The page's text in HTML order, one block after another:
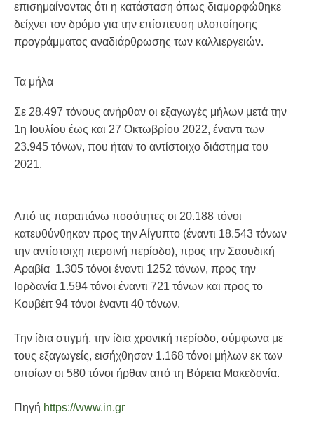
επισημαίνοντας ότι η κατάσταση όπως διαμορφώθηκε
δείχνει τον δρόμο για την επίσπευση υλοποίησης
προγράμματος αναδιάρθρωσης των καλλιεργειών.
Τα μήλα
Σε 28.497 τόνους ανήρθαν οι εξαγωγές μήλων μετά την
1η Ιουλίου έως και 27 Οκτωβρίου 2022, έναντι των
23.945 τόνων, που ήταν το αντίστοιχο διάστημα του
2021.
Από τις παραπάνω ποσότητες οι 20.188 τόνοι
κατευθύνθηκαν προς την Αίγυπτο (έναντι 18.543 τόνων
την αντίστοιχη περσινή περίοδο), προς την Σαουδική
Αραβία 1.305 τόνοι έναντι 1252 τόνων, προς την
Ιορδανία 1.594 τόνοι έναντι 721 τόνων και προς το
Κουβέιτ 94 τόνοι έναντι 40 τόνων.
Την ίδια στιγμή, την ίδια χρονική περίοδο, σύμφωνα με
τους εξαγωγείς, εισήχθησαν 1.168 τόνοι μήλων εκ των
οποίων οι 580 τόνοι ήρθαν από τη Βόρεια Μακεδονία.
Πηγή https://www.in.gr